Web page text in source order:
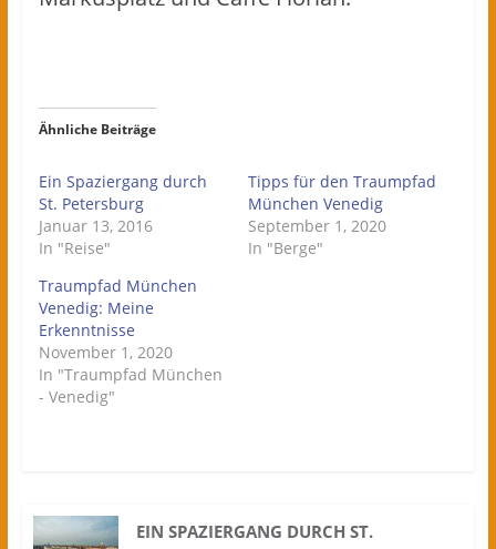
Ähnliche Beiträge
Ein Spaziergang durch
St. Petersburg
Januar 13, 2016
In "Reise"
Tipps für den Traumpfad
München Venedig
September 1, 2020
In "Berge"
Traumpfad München
Venedig: Meine
Erkenntnisse
November 1, 2020
In "Traumpfad München
- Venedig"
EIN SPAZIERGANG DURCH ST.